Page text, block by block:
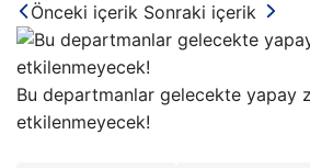
Önceki içerik Sonraki içerik
Bu departmanlar gelecekte yapay
etkilenmeyecek!